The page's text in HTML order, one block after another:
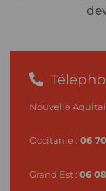
Nouvelle
Occitanie : 06
Grand Est : 06